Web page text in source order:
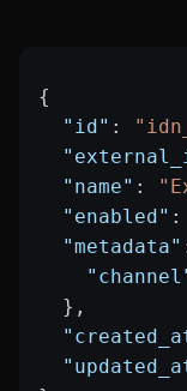
{
  "id"
:
  "name"
:
  "enabled"
:
  "metadata"
  },